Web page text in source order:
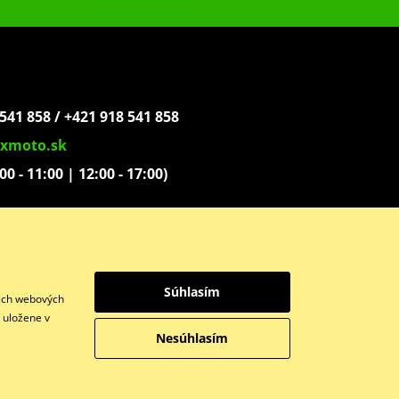
858 / +421 918 541 858
- 11:00 | 12:00 - 17:00)
webových
v
Nesúhlasím
Súhlasím